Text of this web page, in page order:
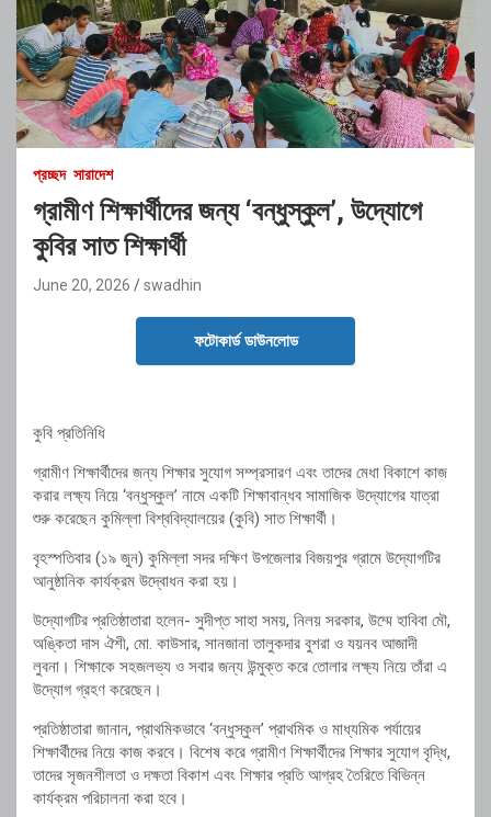
প্রচ্ছদ সারাদেশ
গ্রামীণ শিক্ষার্থীদের জন্য ‘বন্ধুস্কুল’, উদ্যোগে
কুবির সাত শিক্ষার্থী
June 20, 2026 swadhin
ফটোকার্ড ডাউনলোড
কুবি প্রতিনিধি
গ্রামীণ শিক্ষার্থীদের জন্য শিক্ষার সুযোগ সম্প্রসারণ এবং তাদের মেধা বিকাশে কাজ
করার লক্ষ্য নিয়ে ‘বন্ধুস্কুল’ নামে একটি শিক্ষাবান্ধব সামাজিক উদ্যোগের যাত্রা
শুরু করেছেন কুমিল্লা বিশ্ববিদ্যালয়ের (কুবি) সাত শিক্ষার্থী।
বৃহস্পতিবার (১৯ জুন) কুমিল্লা সদর দক্ষিণ উপজেলার বিজয়পুর গ্রামে উদ্যোগটির
আনুষ্ঠানিক কার্যক্রম উদ্বোধন করা হয়।
উদ্যোগটির প্রতিষ্ঠাতারা হলেন- সুদীপ্ত সাহা সময়, নিলয় সরকার, উম্মে হাবিবা মৌ,
অঙ্কিতা দাস ঐশী, মো. কাউসার, সানজানা তালুকদার বুশরা ও যয়নব আজাদী
লুবনা। শিক্ষাকে সহজলভ্য ও সবার জন্য উন্মুক্ত করে তোলার লক্ষ্য নিয়ে তাঁরা এ
উদ্যোগ গ্রহণ করেছেন।
প্রতিষ্ঠাতারা জানান, প্রাথমিকভাবে ‘বন্ধুস্কুল’ প্রাথমিক ও মাধ্যমিক পর্যায়ের
শিক্ষার্থীদের নিয়ে কাজ করবে। বিশেষ করে গ্রামীণ শিক্ষার্থীদের শিক্ষার সুযোগ বৃদ্ধি,
তাদের সৃজনশীলতা ও দক্ষতা বিকাশ এবং শিক্ষার প্রতি আগ্রহ তৈরিতে বিভিন্ন
কার্যক্রম পরিচালনা করা হবে।